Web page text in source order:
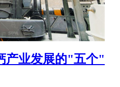
产业发展的"五个"